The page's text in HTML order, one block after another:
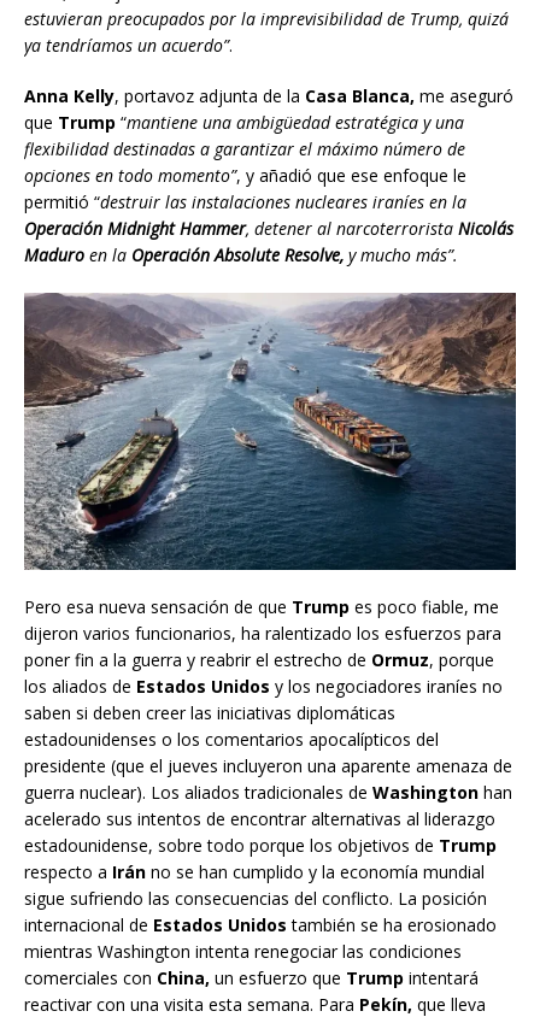
estuvieran preocupados por la imprevisibilidad de Trump, quizá
ya tendríamos un acuerdo”.
Anna Kelly, portavoz adjunta de la Casa Blanca, me aseguró
que Trump “mantiene una ambigüedad estratégica y una
flexibilidad destinadas a garantizar el máximo número de
opciones en todo momento”, y añadió que ese enfoque le
permitió “destruir las instalaciones nucleares iraníes en la
Operación Midnight Hammer, detener al narcoterrorista Nicolás
Maduro en la Operación Absolute Resolve, y mucho más”.
Pero esa nueva sensación de que Trump es poco fiable, me
dijeron varios funcionarios, ha ralentizado los esfuerzos para
poner fin a la guerra y reabrir el estrecho de Ormuz, porque
los aliados de Estados Unidos y los negociadores iraníes no
saben si deben creer las iniciativas diplomáticas
estadounidenses o los comentarios apocalípticos del
presidente (que el jueves incluyeron una aparente amenaza de
guerra nuclear). Los aliados tradicionales de Washington han
acelerado sus intentos de encontrar alternativas al liderazgo
estadounidense, sobre todo porque los objetivos de Trump
respecto a Irán no se han cumplido y la economía mundial
sigue sufriendo las consecuencias del conflicto. La posición
internacional de Estados Unidos también se ha erosionado
mientras Washington intenta renegociar las condiciones
comerciales con China, un esfuerzo que Trump intentará
reactivar con una visita esta semana. Para Pekín, que lleva